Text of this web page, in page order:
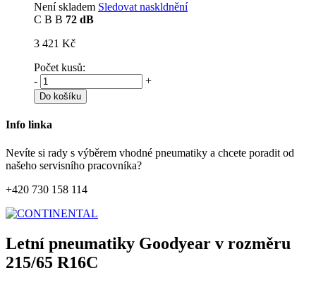
Není skladem Sledovat naskldnění
C B B 72 dB
3 421 Kč
Počet kusů:
-
+
Do košíku
Info linka
Nevíte si rady s výběrem vhodné pneumatiky a chcete poradit od
našeho servisního pracovníka?
+420 730 158 114
Letní pneumatiky Goodyear v rozměru
215/65 R16C